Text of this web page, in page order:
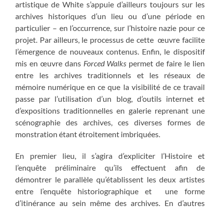
artistique de White s’appuie d’ailleurs toujours sur les
archives historiques d’un lieu ou d’une période en
particulier – en l’occurrence, sur l’histoire nazie pour ce
projet. Par ailleurs, le processus de cette œuvre facilite
l’émergence de nouveaux contenus. Enfin, le dispositif
mis en œuvre dans Forced Walks permet de faire le lien
entre les archives traditionnels et les réseaux de
mémoire numérique en ce que la visibilité de ce travail
passe par l’utilisation d’un blog, d’outils internet et
d’expositions traditionnelles en galerie reprenant une
scénographie des archives, ces diverses formes de
monstration étant étroitement imbriquées.
En premier lieu, il s’agira d’expliciter l’Histoire et
l’enquête préliminaire qu’ils effectuent afin de
démontrer le parallèle qu’établissent les deux artistes
entre l’enquête historiographique et une forme
d’itinérance au sein même des archives. En d’autres